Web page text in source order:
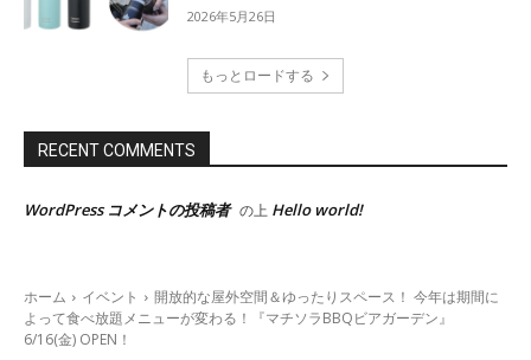
2026年5月26日
もっとロードする
RECENT COMMENTS
WordPress コメントの投稿者 の上 Hello world!